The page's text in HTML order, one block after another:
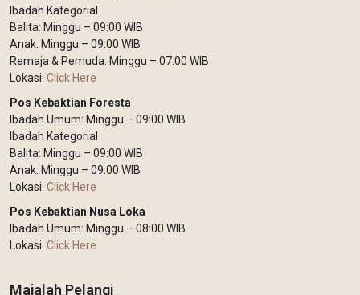
Ibadah Kategorial
Balita: Minggu – 09:00 WIB
Anak: Minggu – 09:00 WIB
Remaja & Pemuda: Minggu – 07:00 WIB
Lokasi: Click Here
Pos Kebaktian Foresta
Ibadah Umum: Minggu – 09:00 WIB
Ibadah Kategorial
Balita: Minggu – 09:00 WIB
Anak: Minggu – 09:00 WIB
Lokasi: Click Here
Pos Kebaktian Nusa Loka
Ibadah Umum: Minggu – 08:00 WIB
Lokasi: Click Here
Majalah Pelangi